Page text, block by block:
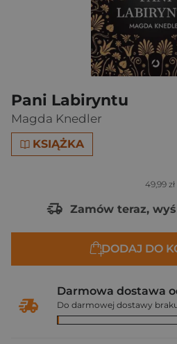
Pani Labiryntu
Magda Knedler
KSIĄŻKA
49,99 zł
Zamów teraz,
DODAJ DO
Darmowa dostawa
Do darmowej dostawy